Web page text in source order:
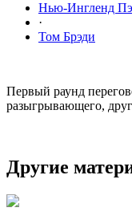
Нью-Ингленд
·
Том Брэди
Первый раунд
разыгрывающего,
Другие